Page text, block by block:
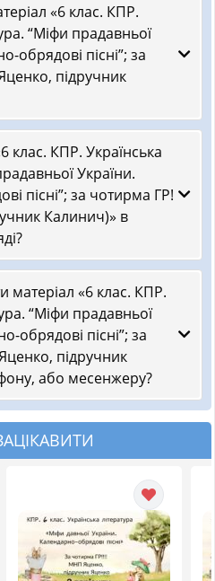
«6 клас. КПР.
“Міфи прадавньої
обрядові пісні”; за
підручник
клас. КПР. Українська
України.
пісні”; за чотирма ГР!
Калинич)» в
«6 клас. КПР.
“Міфи прадавньої
обрядові пісні”; за
підручник
або месенжеру?